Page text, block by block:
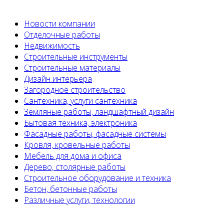
Новости компании
Отделочные работы
Недвижимость
Строительные инструменты
Строительные материалы
Дизайн интерьера
Загородное строительство
Сантехника, услуги сантехника
Земляные работы, ландшафтный дизайн
Бытовая техника, электроника
Фасадные работы, фасадные системы
Кровля, кровельные работы
Мебель для дома и офиса
Дерево, столярные работы
Строительное оборудование и техника
Бетон, бетонные работы
Различные услуги, технологии